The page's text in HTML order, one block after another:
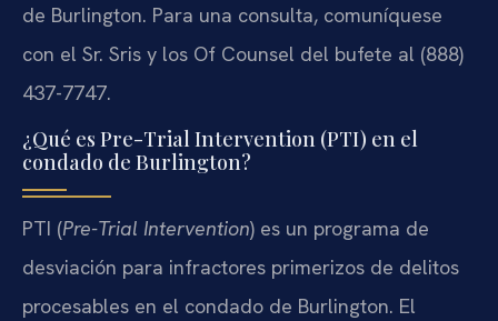
de Burlington. Para una consulta, comuníquese
con el Sr. Sris y los Of Counsel del bufete al (888)
437-7747.
¿Qué es Pre-Trial Intervention (PTI) en el
condado de Burlington?
PTI (Pre-Trial Intervention) es un programa de
desviación para infractores primerizos de delitos
procesables en el condado de Burlington. El